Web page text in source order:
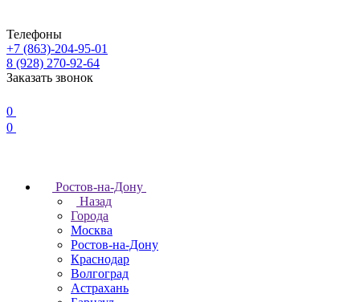
Телефоны
+7 (863)-204-95-01
8 (928) 270-92-64
Заказать звонок
0
0
Ростов-на-Дону
Назад
Города
Москва
Ростов-на-Дону
Краснодар
Волгоград
Астрахань